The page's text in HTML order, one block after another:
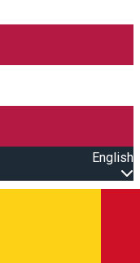
English